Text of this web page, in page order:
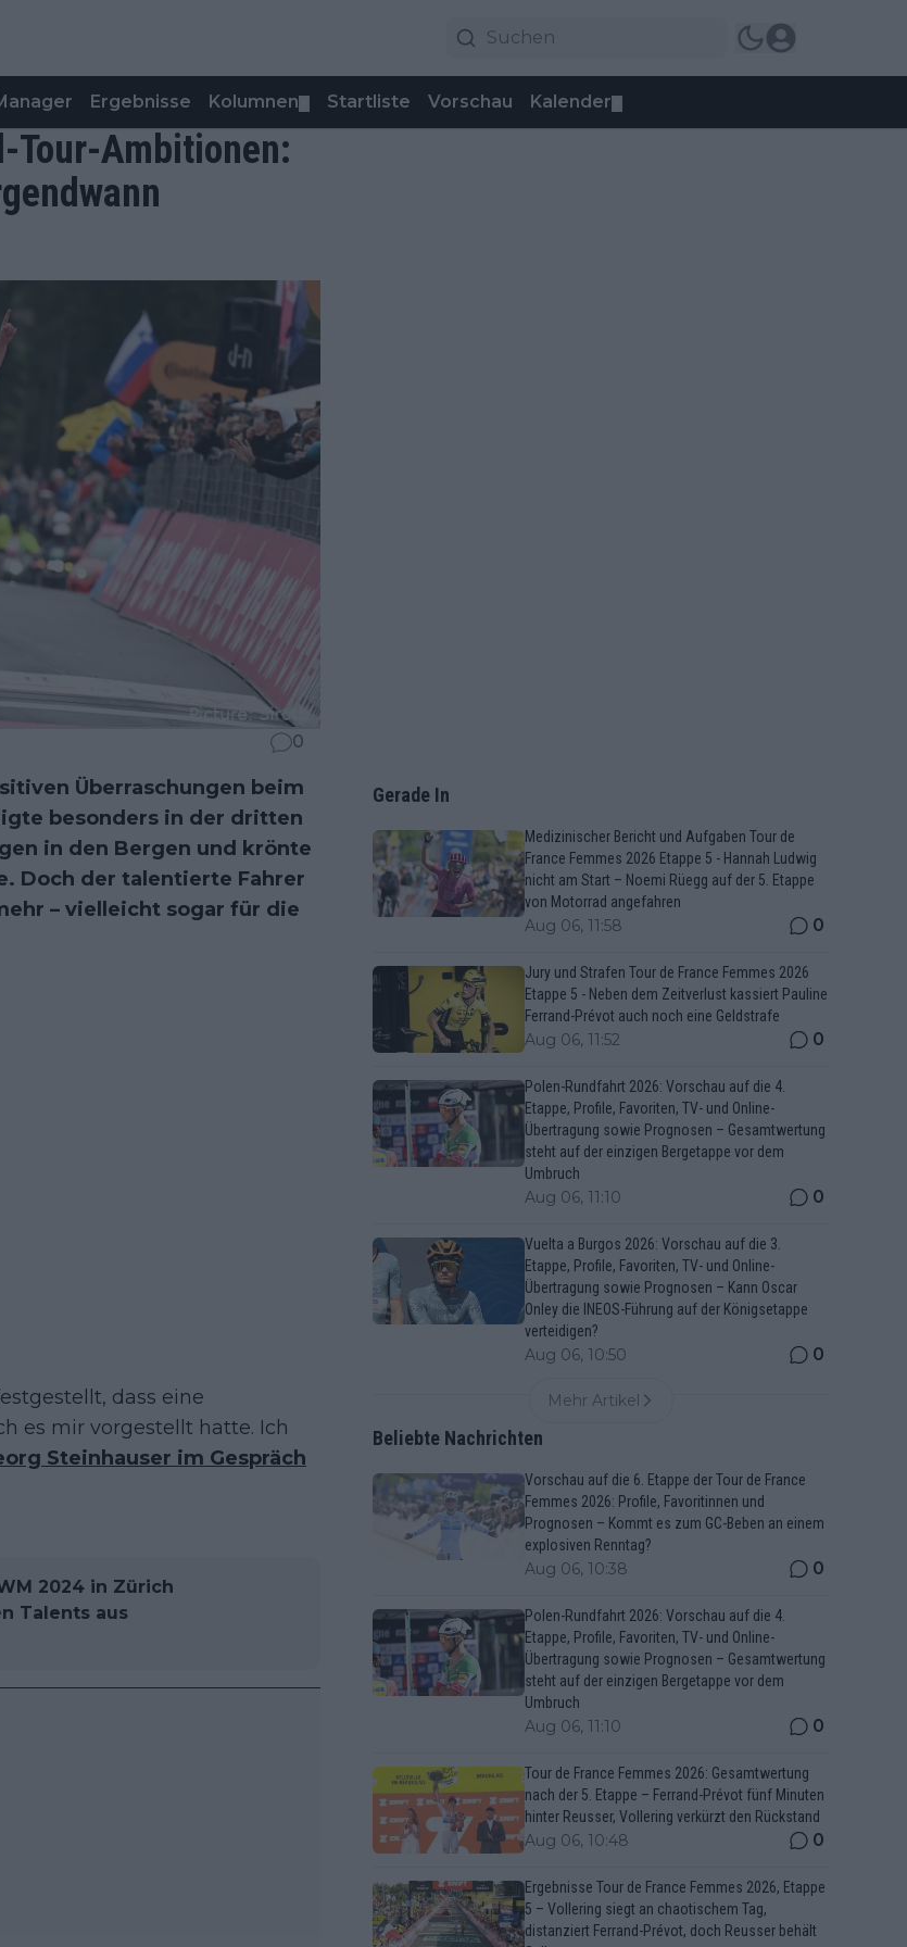
Ergebnisse Kolumnen Startliste Vorschau Kalender
Tour-Ambitionen:
0
Überraschungen beim
besonders in der dritten
in den Bergen und krönte
Doch der talentierte Fahrer
– vielleicht sogar für die
dass eine
es mir vorgestellt hatte. Ich
Steinhauser im Gespräch
2024 in Zürich
Talents aus
Gerade In
Medizinischer Bericht und Aufgaben Tour de
France Femmes 2026 Etappe 5 - Hannah Ludwig
nicht am Start – Noemi Rüegg auf der 5. Etappe
von Motorrad angefahren
Aug 06, 11:58 0
Jury und Strafen Tour de France Femmes 2026
Etappe 5 - Neben dem Zeitverlust kassiert Pauline
Ferrand-Prévot auch noch eine Geldstrafe
Aug 06, 11:52 0
Polen-Rundfahrt 2026: Vorschau auf die 4.
Etappe, Profile, Favoriten, TV- und Online-
Übertragung sowie Prognosen – Gesamtwertung
steht auf der einzigen Bergetappe vor dem
Umbruch
Aug 06, 11:10 0
Vuelta a Burgos 2026: Vorschau auf die 3.
Etappe, Profile, Favoriten, TV- und Online-
Übertragung sowie Prognosen – Kann Oscar
Onley die INEOS-Führung auf der Königsetappe
verteidigen?
Aug 06, 10:50 0
Mehr Artikel
Beliebte Nachrichten
Vorschau auf die 6. Etappe der Tour de France
Femmes 2026: Profile, Favoritinnen und
Prognosen – Kommt es zum GC-Beben an einem
explosiven Renntag?
Aug 06, 10:38 0
Polen-Rundfahrt 2026: Vorschau auf die 4.
Etappe, Profile, Favoriten, TV- und Online-
Übertragung sowie Prognosen – Gesamtwertung
steht auf der einzigen Bergetappe vor dem
Umbruch
Aug 06, 11:10 0
Tour de France Femmes 2026: Gesamtwertung
nach der 5. Etappe – Ferrand-Prévot fünf Minuten
hinter Reusser, Vollering verkürzt den Rückstand
Aug 06, 10:48 0
Ergebnisse Tour de France Femmes 2026, Etappe
5 – Vollering siegt an chaotischem Tag,
distanziert Ferrand-Prévot, doch Reusser behält